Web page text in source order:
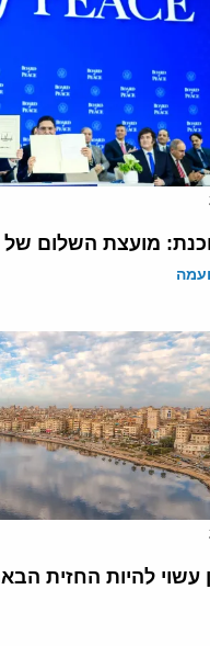
מועצת השלום
עשוי להיות החזית